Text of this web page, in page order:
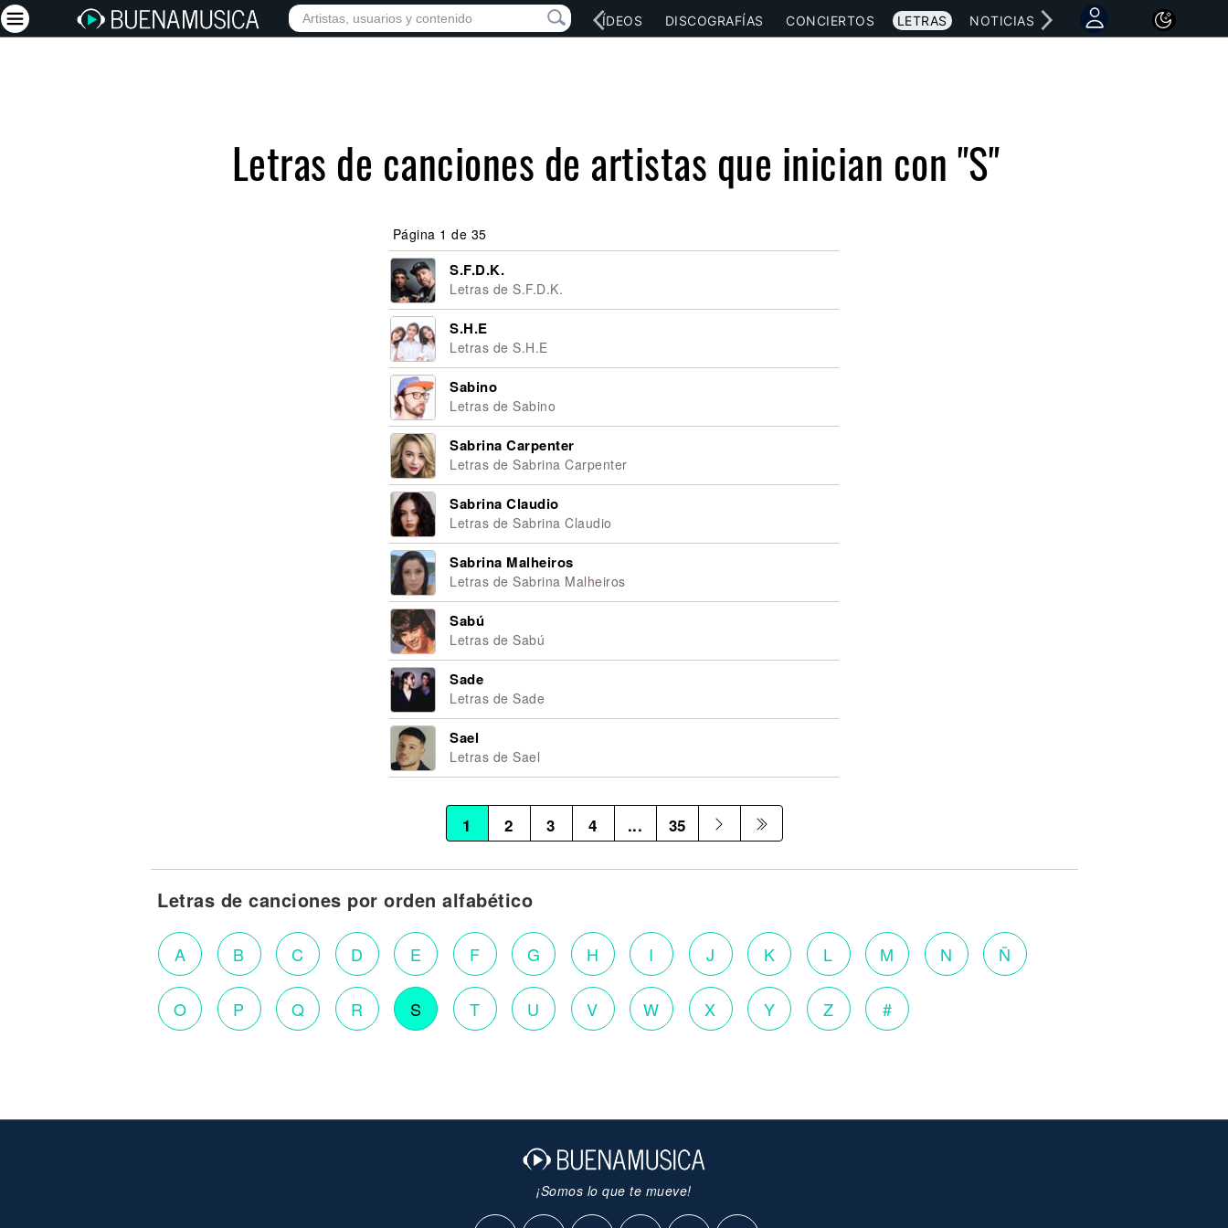
INICIO ARTISTAS RED SOCIAL MÚSICA VÍDEOS DISCOGRAFÍAS CONCIERTOS LETRAS NOTICIAS
Letras de canciones de artistas que inician con "S"
Página 1 de 35
S.F.D.K.
Letras de S.F.D.K.
S.H.E
Letras de S.H.E
Sabino
Letras de Sabino
Sabrina Carpenter
Letras de Sabrina Carpenter
Sabrina Claudio
Letras de Sabrina Claudio
Sabrina Malheiros
Letras de Sabrina Malheiros
Sabú
Letras de Sabú
Sade
Letras de Sade
Sael
Letras de Sael
1 2 3 4 ... 35
Letras de canciones por orden alfabético
A B C D E F G H I J K L M N Ñ
O P Q R S T U V W X Y Z #
¡Somos lo que te mueve!